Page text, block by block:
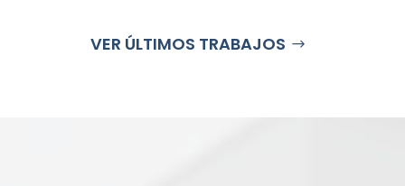
VER ÚLTIMOS TRABAJOS